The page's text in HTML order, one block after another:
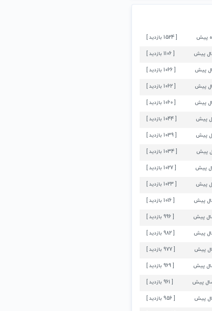
[ 1524 بازدید ]
عروسی دختر علی شمخانی: نقض حریم خصوصی یا فرصتی
[ 1106 بازدید ]
[ 1066 بازدید ]
[ 1062 بازدید ]
[ 1060 بازدید ]
[ 1044 بازدید ]
[ 1039 بازدید ]
[ 1034 بازدید ]
[ 1027 بازدید ]
[ 1023 بازدید ]
[ 1016 بازدید ]
[ 996 بازدید ]
[ 982 بازدید ]
[ 977 بازدید ]
[ 969 بازدید ]
[ 961 بازدید ]
[ 956 بازدید ]